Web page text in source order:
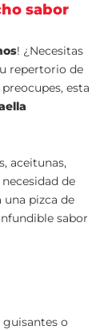
sabor
! ¿Necesitas
repertorio de
esta
aceitunas,
de
pizca de
sabor
o